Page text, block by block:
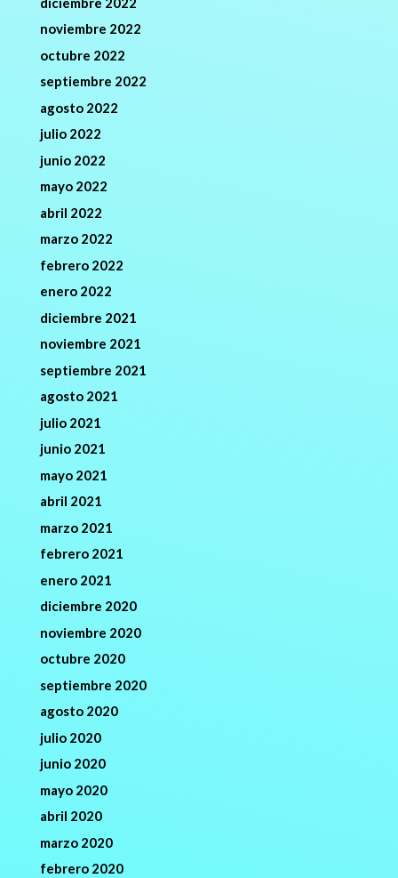
noviembre 2022
octubre 2022
septiembre 2022
agosto 2022
julio 2022
junio 2022
mayo 2022
abril 2022
marzo 2022
febrero 2022
enero 2022
diciembre 2021
noviembre 2021
septiembre 2021
agosto 2021
julio 2021
junio 2021
mayo 2021
abril 2021
marzo 2021
febrero 2021
enero 2021
diciembre 2020
noviembre 2020
octubre 2020
septiembre 2020
agosto 2020
julio 2020
junio 2020
mayo 2020
abril 2020
marzo 2020
febrero 2020